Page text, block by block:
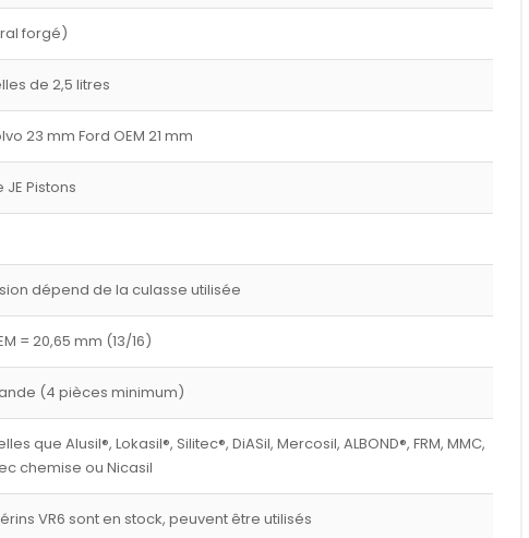
forgé)
de 2,5 litres
23 mm Ford OEM 21 mm
Pistons
dépend de la culasse utilisée
= 20,65 mm (13/16)
(4 pièces minimum)
que Alusil®, Lokasil®, Silitec®, DiASil, Mercosil, ALBOND®, FRM, MMC,
chemise ou Nicasil
VR6 sont en stock, peuvent être utilisés